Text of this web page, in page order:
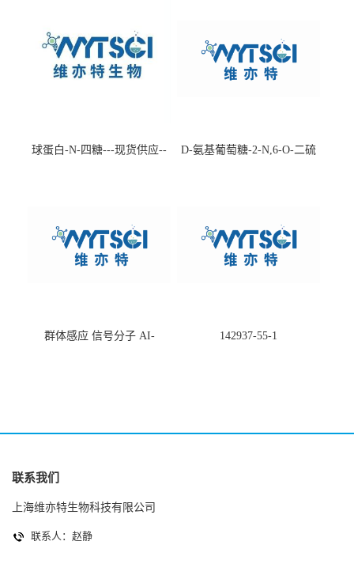
球蛋白-N-四糖---现货供应--
D-氨基葡萄糖-2-N,6-O-二硫
群体感应 信号分子 AI-
142937-55-1
联系我们
上海维亦特生物科技有限公司
联系人：赵静